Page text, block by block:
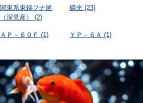
関東系東錦フナ尾
（深見産）
(2)
鱗光 (23)
ＡＰ－６０Ｆ (1) ＹＰ－６Ａ (1)